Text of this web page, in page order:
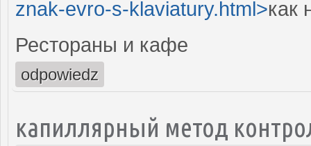
znak-evro-s-klaviatury.html>как
Рестораны и кафе
odpowiedz
капиллярный метод